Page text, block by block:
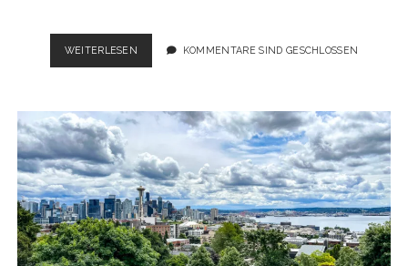
WEITERLESEN
ROADTRIP
WAHNSINNIG
VIEL
LANDSCHAFT.
KOMMENTARE SIND GESCHLOSSEN